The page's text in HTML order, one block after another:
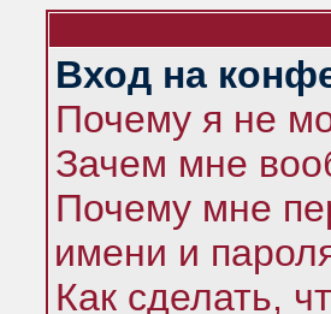
Вход на
Почему я не
Зачем мне
Почему мне
имени и
Как сделать,